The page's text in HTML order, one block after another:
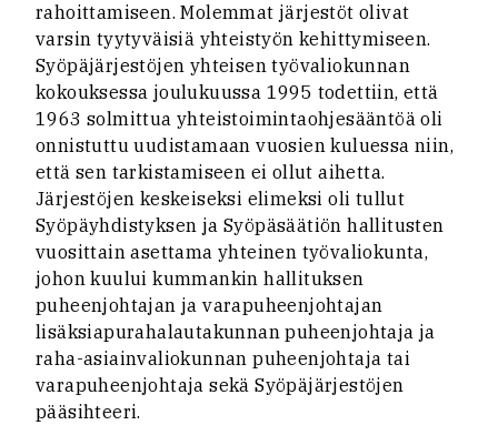
rahoittamiseen. Molemmat järjestöt olivat
varsin tyytyväisiä yhteistyön kehittymiseen.
Syöpäjärjestöjen yhteisen työvaliokunnan
kokouksessa joulukuussa 1995 todettiin, että
1963 solmittua yhteistoimintaohjesääntöä oli
onnistuttu uudistamaan vuosien kuluessa niin,
että sen tarkistamiseen ei ollut aihetta.
Järjestöjen keskeiseksi elimeksi oli tullut
Syöpäyhdistyksen ja Syöpäsäätiön hallitusten
vuosittain asettama yhteinen työvaliokunta,
johon kuului kummankin hallituksen
puheenjohtajan ja varapuheenjohtajan
lisäksiapurahalautakunnan puheenjohtaja ja
raha-asiainvaliokunnan puheenjohtaja tai
varapuheenjohtaja sekä Syöpäjärjestöjen
pääsihteeri.